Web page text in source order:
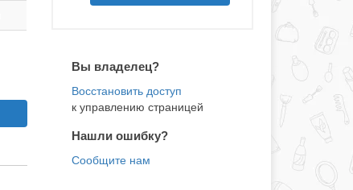
Вы владелец?
к управлению страницей
Нашли ошибку?